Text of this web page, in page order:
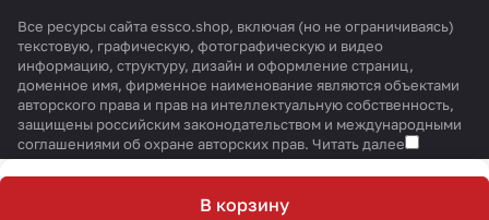
В корзину
Все ресурсы сайта essco.shop, включая (но не ограничиваясь)
текстовую, графическую, фотографическую и видео
информацию, структуру, дизайн и оформление страниц,
доменное имя, фирменное наименование являются объектами
авторского права и прав на интеллектуальную собственность,
защищены российским законодательством и международными
соглашениями об охране авторских прав. Читать далее